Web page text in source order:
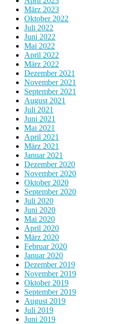
März 2023
Oktober 2022
Juli 2022
Juni 2022
Mai 2022
April 2022
März 2022
Dezember 2021
November 2021
September 2021
August 2021
Juli 2021
Juni 2021
Mai 2021
April 2021
März 2021
Januar 2021
Dezember 2020
November 2020
Oktober 2020
September 2020
Juli 2020
Juni 2020
Mai 2020
April 2020
März 2020
Februar 2020
Januar 2020
Dezember 2019
November 2019
Oktober 2019
September 2019
August 2019
Juli 2019
Juni 2019